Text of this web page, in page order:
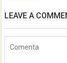
LEAVE A